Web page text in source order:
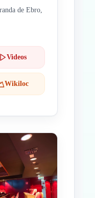
de Ebro,
Videos
Wikiloc